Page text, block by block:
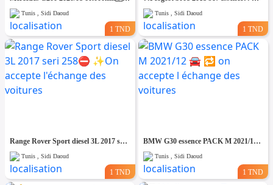
Tunis , Sidi Daoud
1 TND
Tunis , Sidi Daoud
1 TND
Range Rover Sport diesel 3L 2017 seri 258⛔️ ✨️On accepte l'échange des voitures
Tunis , Sidi Daoud
1 TND
BMW G30 essence PACK M 2021/12 🚘 🔁 on accepte l échange des voitures
Tunis , Sidi Daoud
1 TND